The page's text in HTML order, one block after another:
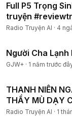
Full P5 Trọng
truyện
Radio Truyện AI · 4
Người Cha Lạnh
GJW+ · 1 năm trước
THANH NIÊN
THẦY MÙ DẠY
ĐẠI P6
Radio Truyện AI · 1